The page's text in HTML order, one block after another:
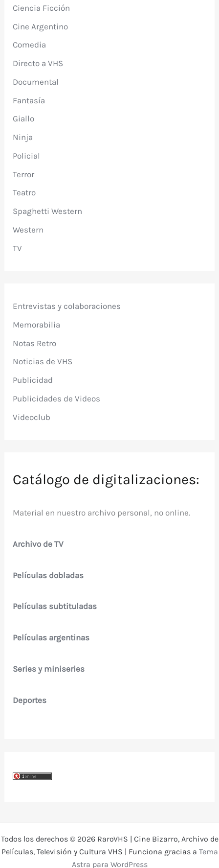
Ciencia Ficción
Cine Argentino
Comedia
Directo a VHS
Documental
Fantasía
Giallo
Ninja
Policial
Terror
Teatro
Spaghetti Western
Western
TV
Entrevistas y colaboraciones
Memorabilia
Notas Retro
Noticias de VHS
Publicidad
Publicidades de Videos
Videoclub
Catálogo de digitalizaciones:
Material en nuestro archivo personal, no online.
Archivo de TV
Películas dobladas
Películas subtituladas
Películas argentinas
Series y miniseries
Deportes
Todos los derechos © 2026 RaroVHS | Cine Bizarro, Archivo de
Películas, Televisión y Cultura VHS | Funciona gracias a Tema
Astra para WordPress